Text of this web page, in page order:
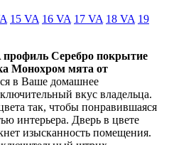
15 VA 16 VA 17 VA 18 VA 19
Серебро покрытие
Монохром мята от
в Ваше домашнее
вкус владельца.
так, чтобы понравившаяся
интерьера. Дверь в цвете
изысканность помещения.